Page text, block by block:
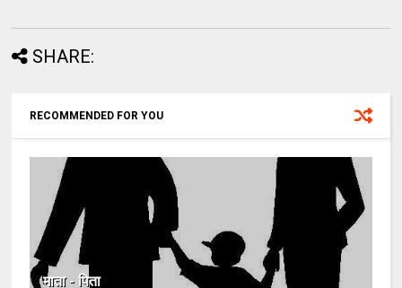
SHARE:
RECOMMENDED FOR YOU
माता - पिता